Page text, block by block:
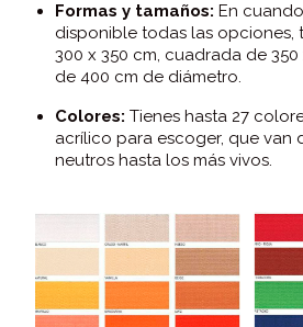
Formas y tamaños: En
disponible todas las
300 x 350 cm, cuadrada de
de 400 cm de diámetro.
Colores: Tienes hasta 27
acrílico para escoger, que van
neutros hasta los más vivos.